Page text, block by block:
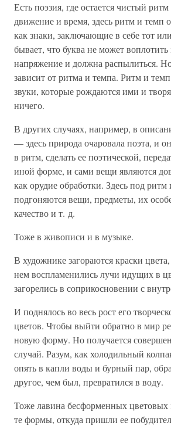
Есть поэзия, где остается чистый
движение и время, здесь ритм и темп
как знаки, заключающие в себе тот
бывает, что буква не может воплотить
напряжение и должна распылиться.
зависит от ритма и темпа. Ритм и
звуки, которые рождаются ими и
ничего.
В других случаях, например, в
— здесь природа очаровала поэта, и
в ритм, сделать ее поэтической,
иной форме, и сами вещи являются
как орудие обработки. Здесь под ритм
подгоняются вещи, предметы, их
качество и т. д.
Тоже в живописи и в музыке.
В художнике загораются краски
нем воспламенились лучи идущих в
загорелись в соприкосновении с
И поднялось во весь рост его
цветов. Чтобы выйти обратно в мир
новую форму. Но получается
случай. Разум, как холодильный
опять в капли воды и бурный пар,
другое, чем был, превратился в воду.
Тоже лавина бесформенных цветовых
те формы, откуда пришли ее